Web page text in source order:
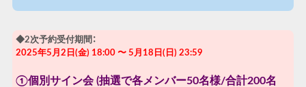
◆2次予約受付期間：
2025年5月2日(金) 18:00 〜 5月18日(日) 23:59
①個別サイン会 (抽選で各メンバー50名様/合計200名